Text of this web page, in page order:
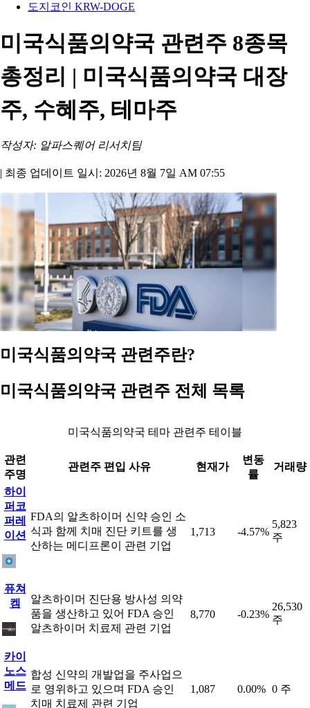
도지코인 KRW-DOGE
미국식품의약국 관련주 8종목
총정리 | 미국식품의약국 대장
주, 수혜주, 테마주
작성자: 알파스퀘어 리서치팀
| 최종 업데이트 일시: 2026년 8월 7일 AM 07:55
미국식품의약국 관련주란?
미국식품의약국 관련주 전체 목록
미국식품의약국 테마 관련주 테이블
관련
주명
관련주 편입 사유 현재가
변동
률
거래량
하이
퍼코
퍼레
이션
FDA의 알츠하이머 신약 승인 소
식과 함께 치매 진단 키트를 생
산하는 메디프론이 관련 기업
1,713 -4.57%
5,823
주
퓨쳐
켐
알츠하이머 진단용 방사성 의약
품을 생산하고 있어 FDA 승인
알츠하이머 치료제 관련 기업
8,770 -0.23%
26,530
주
카이
노스
메드
합성 신약의 개발업을 주사업으
로 영위하고 있으며 FDA 승인
치매 치료제 관련 기업
1,087 0.00% 0 주